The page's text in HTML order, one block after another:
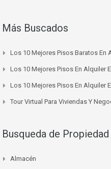
Más Buscados
Los 10 Mejores Pisos Baratos En
Los 10 Mejores Pisos En Alquiler
Los 10 Mejores Pisos En Alquiler
Tour Virtual Para Viviendas Y
Busqueda de Propiedad
Almacén